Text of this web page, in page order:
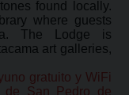
found locally.
where guests
The Lodge is
art galleries,
gratuito y WiFi
de San Pedro de